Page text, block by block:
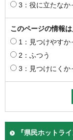
3：役に立たなか
このページの情報
1：見つけやすか
2：ふつう
3：見つけにくか
『県民ホットラ